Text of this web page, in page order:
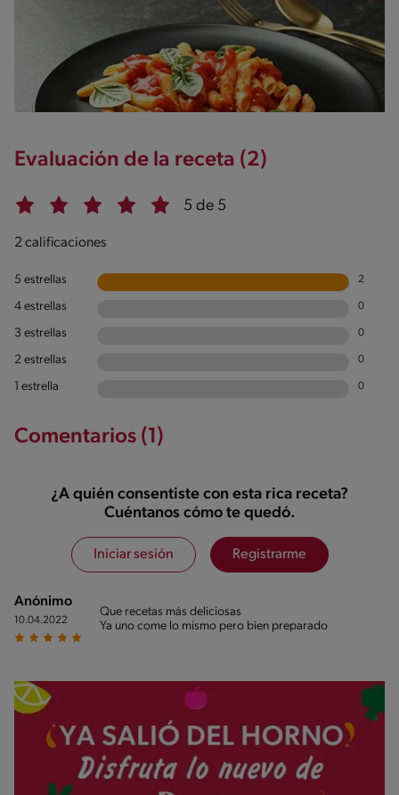
Evaluación de la receta (2)
5 de 5
2 calificaciones
5 estrellas 2
4 estrellas 0
3 estrellas 0
2 estrellas 0
1 estrella 0
Comentarios (1)
¿A quién consentiste con esta rica receta?
Cuéntanos cómo te quedó.
Iniciar sesión Registrarme
Anónimo
10.04.2022
Que recetas más deliciosas
Ya uno come lo mismo pero bien preparado